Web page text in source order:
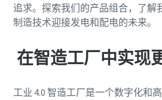
追求。探索我们的产品组合，了解
制造技术迎接发电和配电的未来。
在智造工厂中实现
工业 4.0 智造工厂是一个数字化和